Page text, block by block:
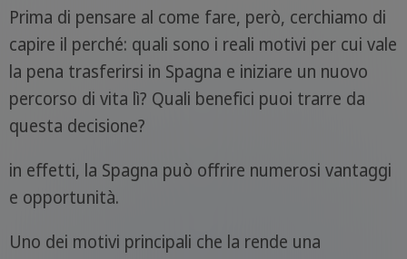
Prima di pensare al come fare, però, cerchiamo di
capire il perché: quali sono i reali motivi per cui vale
la pena trasferirsi in Spagna e iniziare un nuovo
percorso di vita lì? Quali benefici puoi trarre da
questa decisione?
in effetti, la Spagna può offrire numerosi vantaggi
e opportunità.
Uno dei motivi principali che la rende una